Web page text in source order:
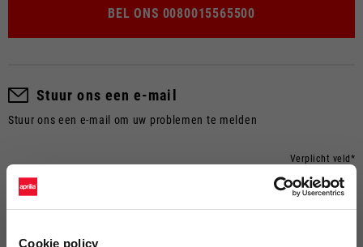
Cookie policy
BEL ONS 0080015565500
Stuur ons een e-mail
Stuur ons een e-mail om uw problemen te melden
Verplicht veld*
NAAM*